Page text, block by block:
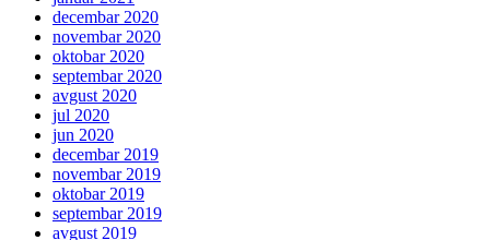
decembar 2020
novembar 2020
oktobar 2020
septembar 2020
avgust 2020
jul 2020
jun 2020
decembar 2019
novembar 2019
oktobar 2019
septembar 2019
avgust 2019